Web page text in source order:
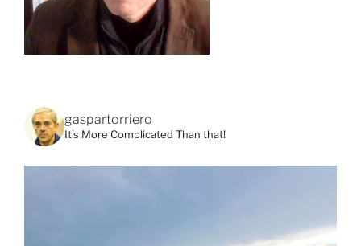
gaspartorriero
It's More Complicated Than that!